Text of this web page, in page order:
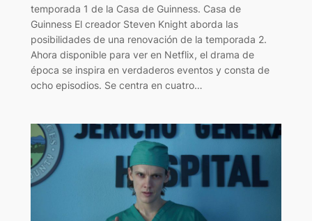
temporada 1 de la Casa de Guinness. Casa de
Guinness El creador Steven Knight aborda las
posibilidades de una renovación de la temporada 2.
Ahora disponible para ver en Netflix, el drama de
época se inspira en verdaderos eventos y consta de
ocho episodios. Se centra en cuatro…